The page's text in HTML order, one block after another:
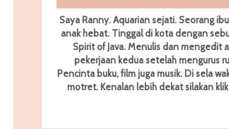
Saya Ranny. Aquarian sejati. Seorang
anak hebat. Tinggal di kota dengan
Spirit of Java. Menulis dan mengedit
pekerjaan kedua setelah mengurus
Pencinta buku, film juga musik. Di sela
motret.Kenalan lebih dekat silakan